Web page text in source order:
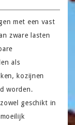
met een vast
zware lasten
als
kozijnen
worden.
geschikt in